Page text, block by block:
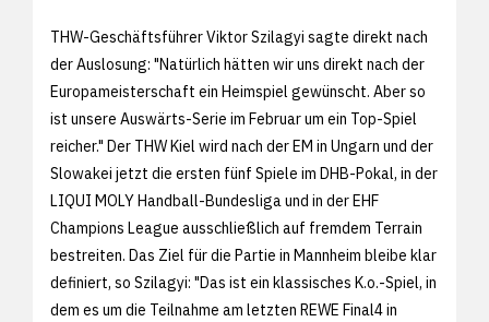
THW-Geschäftsführer Viktor Szilagyi sagte direkt nach
der Auslosung: "Natürlich hätten wir uns direkt nach der
Europameisterschaft ein Heimspiel gewünscht. Aber so
ist unsere Auswärts-Serie im Februar um ein Top-Spiel
reicher." Der THW Kiel wird nach der EM in Ungarn und der
Slowakei jetzt die ersten fünf Spiele im DHB-Pokal, in der
LIQUI MOLY Handball-Bundesliga und in der EHF
Champions League ausschließlich auf fremdem Terrain
bestreiten. Das Ziel für die Partie in Mannheim bleibe klar
definiert, so Szilagyi: "Das ist ein klassisches K.o.-Spiel, in
dem es um die Teilnahme am letzten REWE Final4 in